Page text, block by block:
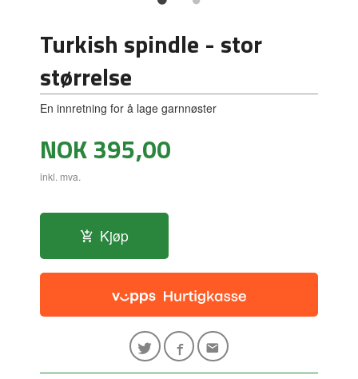
Turkish spindle - stor
størrelse
En innretning for å lage garnnøster
Pris
NOK395,00
inkl. mva.
Kjøp